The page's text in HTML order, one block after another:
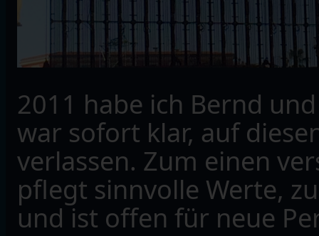
2011 habe ich Bernd
war sofort klar, auf
verlassen. Zum einen
pflegt sinnvolle Werte,
und ist offen für neue